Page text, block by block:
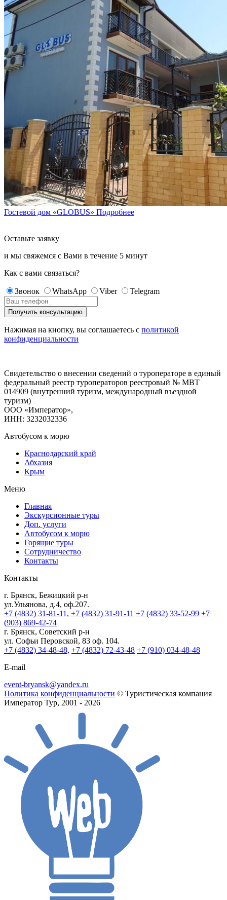
Гостевой дом «GLOBUS» Подробнее
Оставьте заявку
и мы свяжемся с Вами в течение 5 минут
Как с вами связаться?
Звонок WhatsApp Viber Telegram
Нажимая на кнопку, вы соглашаетесь с политикой
конфиденциальности
Свидетельство о внесении сведений о туроператоре в единый
федеральный реестр туроператоров реестровый № МВТ
014909 (внутренний туризм, международный въездной
туризм)
ООО «Император»,
ИНН: 3232032336
Автобусом к морю
Краснодарский край
Абхазия
Крым
Меню
Главная
Экскурсионные туры
Доп. услуги
Автобусом к морю
Горящие туры
Сотрудничество
Контакты
Контакты
г. Брянск, Бежицкий р-н
ул.Ульянова, д.4, оф.207.
+7 (4832) 31-81-11, +7 (4832) 31-91-11 +7 (4832) 33-52-99 +7
(903) 869-42-74
г. Брянск, Советский р-н
ул. Софьи Перовской, 83 оф. 104.
+7 (4832) 34-48-48, +7 (4832) 72-43-48 +7 (910) 034-48-48
E-mail
event-bryansk@yandex.ru
Политика конфиденциальности © Туристическая компания
Император Тур, 2001 - 2026